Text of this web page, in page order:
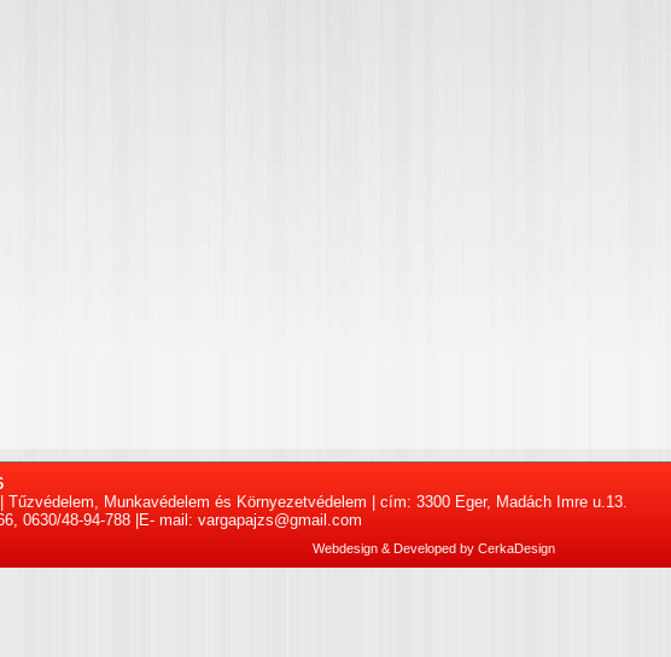
Tűzvédelem, Munkavédelem és Környezetvédelem | cím: 3300 Eger, Madách Imre u.13.
0630/48-94-788 |E- mail: vargapajzs@gmail.com
Webdesign & Developed by CerkaDesign